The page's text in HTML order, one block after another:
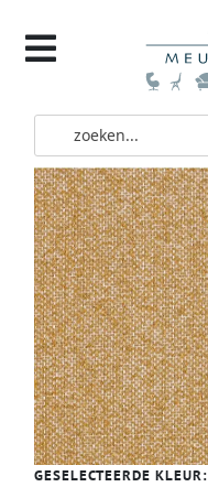
GESELECTEERDE KLEUR: